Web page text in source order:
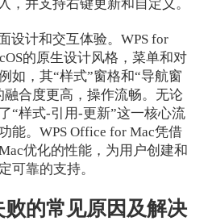
，并支持右键更新和自定义。
设计和交互体验。WPS for
的原生设计风格，菜单和对
如，其“样式”窗格和“导航窗
合度更高，操作流畅。无论
“样式-引用-更新”这一核心流
能。WPS Office for Mac凭借
优化的性能，为用户创建和
可靠的支持。
的常见原因及解决